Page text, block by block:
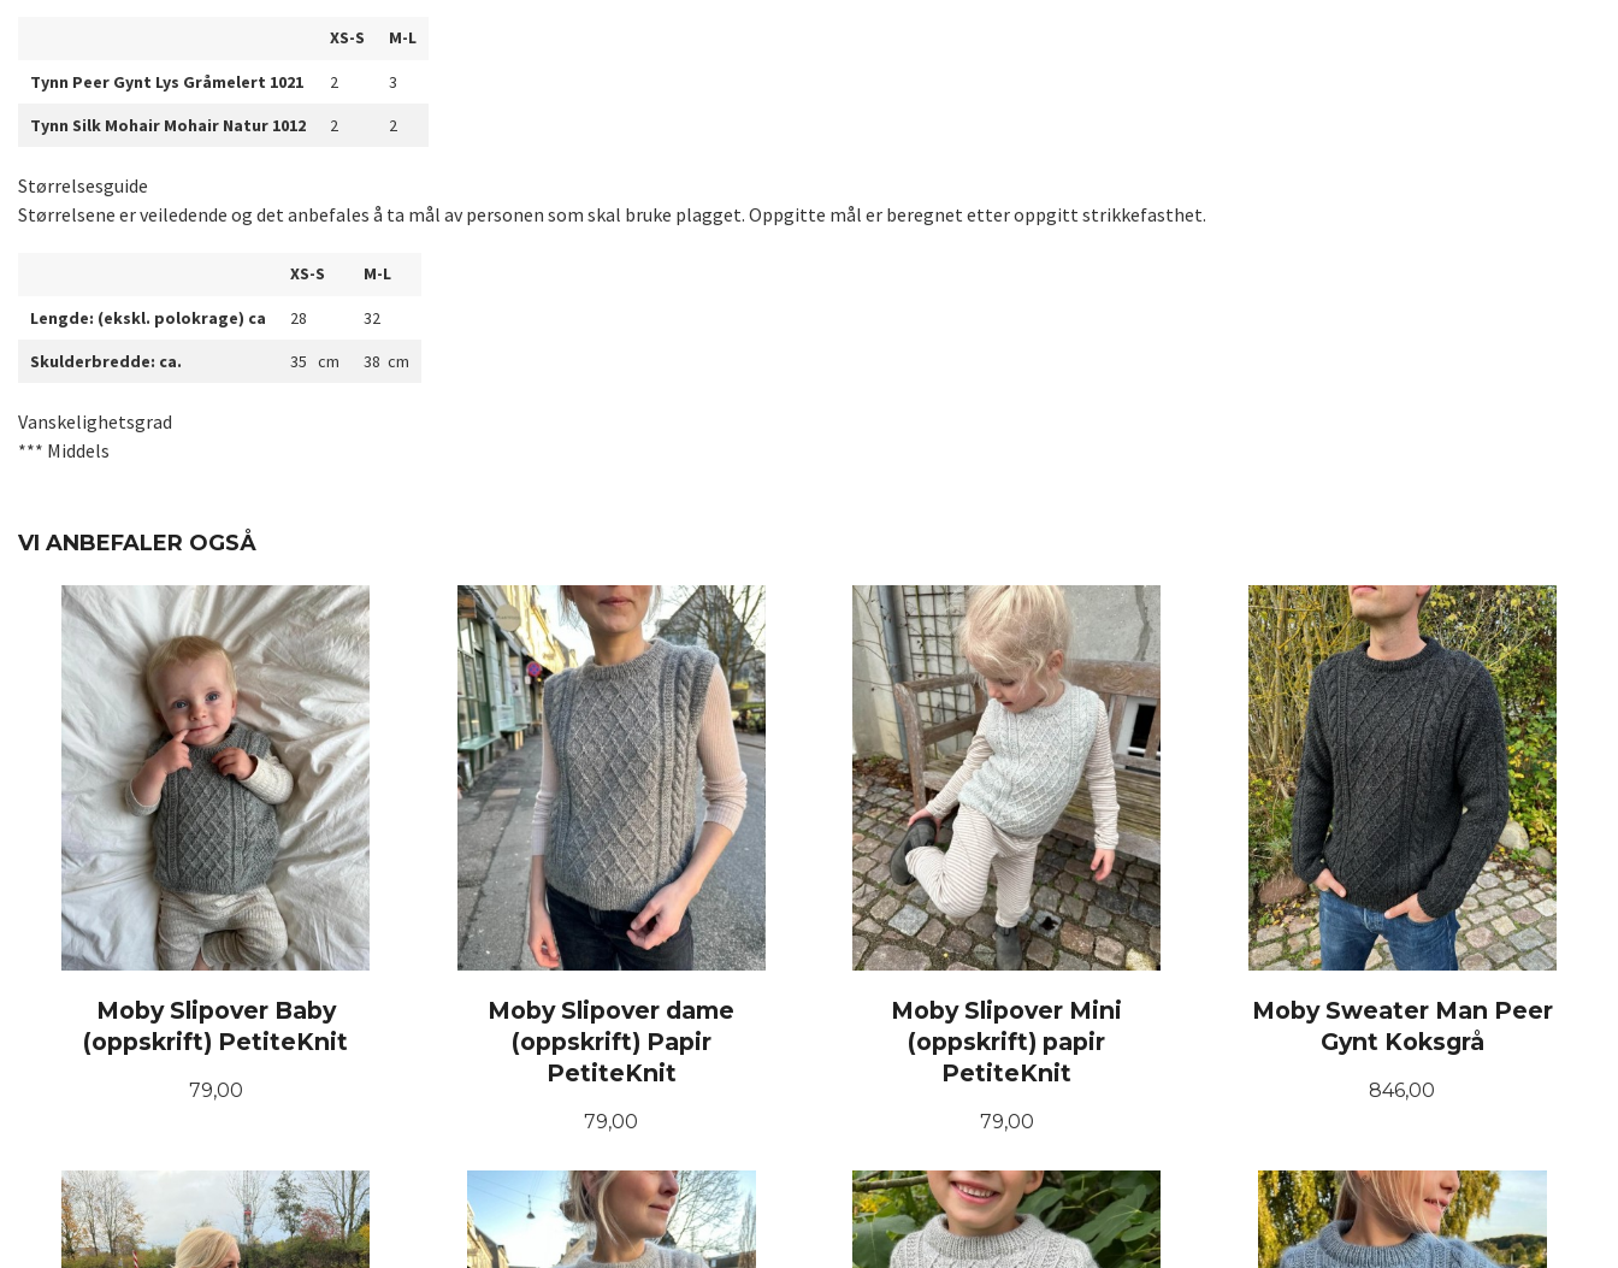
XS-S M-L
Tynn Peer Gynt Lys Gråmelert 1021 2
3
Tynn Silk Mohair Mohair Natur 1012
2 2
Størrelsesguide
Størrelsene er veiledende og det anbefales å ta mål av personen som skal bruke plagget. Oppgitte mål er beregnet etter oppgitt strikkefasthet.
XS-S M-L
Lengde: (ekskl. polokrage) ca 28
32
Skulderbredde: ca.
35 cm 38 cm
Vanskelighetsgrad
*** Middels
VI ANBEFALER OGSÅ
Moby Slipover Baby
(oppskrift) PetiteKnit
Pris
79,00
KJØP
Moby Slipover dame
(oppskrift) Papir
PetiteKnit
Pris
79,00
KJØP
Moby Slipover Mini
(oppskrift) papir
PetiteKnit
Pris
79,00
KJØP
Moby Sweater Man Peer
Gynt Koksgrå
Pris
846,00
LES MER